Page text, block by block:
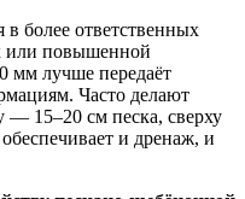
более ответственных
или повышенной
мм лучше передаёт
Часто делают
15–20 см песка, сверху
и дренаж, и